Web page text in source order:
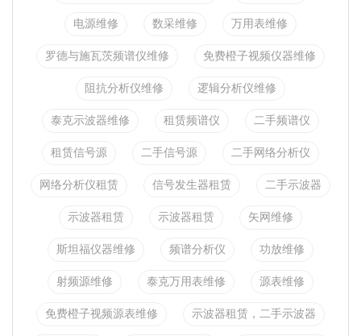
电源维修 数采维修 万用表维修
罗德与施瓦茨频谱仪维修 免费橙子视频仪器维修
阻抗分析仪维修 逻辑分析仪维修
泰克示波器维修 租赁频谱仪 二手频谱仪
租赁信号源 二手信号源 二手网络分析仪
网络分析仪租赁 信号发生器租赁 二手示波器
示波器租赁 示波器租赁 矢网维修
斯坦福仪器维修 频谱分析仪 功放维修
射频源维修 泰克万用表维修 源表维修
免费橙子视频源表维修 示波器租赁，二手示波器